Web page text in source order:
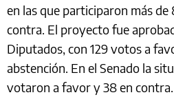
en las que participaron más
contra. El proyecto fue
Diputados, con 129 votos a
abstención. En el Senado la
votaron a favor y 38 en contra.